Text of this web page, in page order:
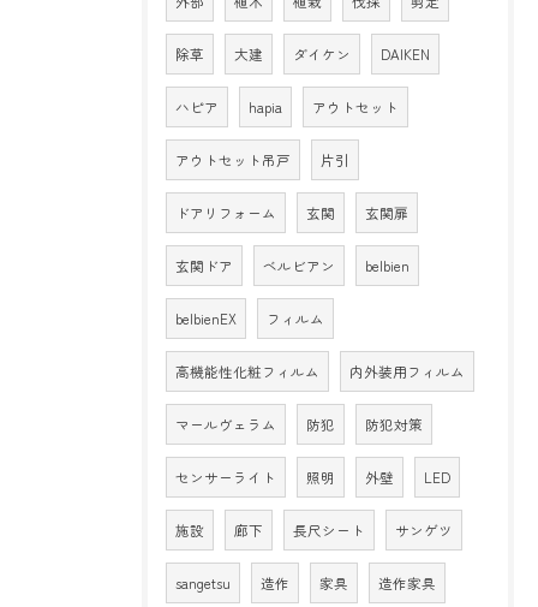
除草 大建 ダイケン DAIKEN
ハピア hapia アウトセット
アウトセット吊戸 片引
ドアリフォーム 玄関 玄関扉
玄関ドア ベルビアン belbien
belbienEX フィルム
高機能性化粧フィルム 内外装用フィルム
マールヴェラム 防犯 防犯対策
センサーライト 照明 外壁 LED
施設 廊下 長尺シート サンゲツ
sangetsu 造作 家具 造作家具